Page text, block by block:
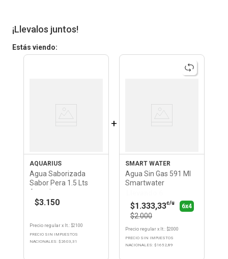
¡Llevalos juntos!
Estás viendo:
AQUARIUS
Agua Saborizada
Sabor Pera 1.5 Lts
Aquarius
$3.150
Precio regular x lt.: $2100
PRECIO SIN IMPUESTOS
NACIONALES: $ 2603,31
+
SMART WATER
Agua Sin Gas 591 Ml
Smartwater
$1.333,33c/u 6x4
$2.000
Precio regular x lt.: $2000
PRECIO SIN IMPUESTOS
NACIONALES: $ 1652,89